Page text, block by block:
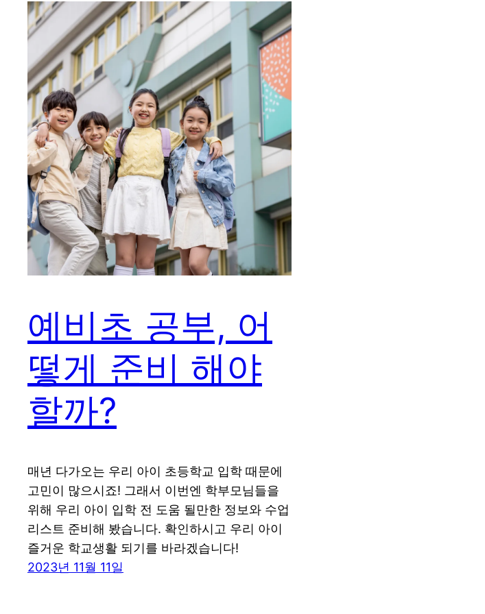
예비초 공부, 어
떻게 준비 해야
할까?
매년 다가오는 우리 아이 초등학교 입학 때문에
고민이 많으시죠! 그래서 이번엔 학부모님들을
위해 우리 아이 입학 전 도움 될만한 정보와 수업
리스트 준비해 봤습니다. 확인하시고 우리 아이
즐거운 학교생활 되기를 바라겠습니다!
2023년 11월 11일